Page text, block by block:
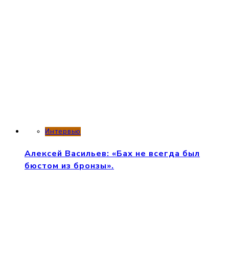
Интервью
Алексей Васильев: «Бах не всегда был
бюстом из бронзы».